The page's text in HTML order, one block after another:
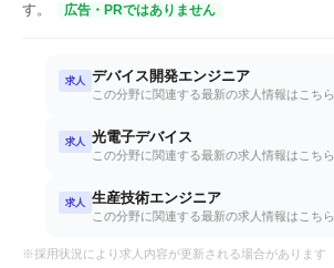
す。
広告・PRではありません
求人 デバイス開発エンジニア
この分野に関連する最新の求人情報はこちら
求人 光電子デバイス
この分野に関連する最新の求人情報はこちら
求人 生産技術エンジニア
この分野に関連する最新の求人情報はこちら
※採用状況により求人内容が更新される場合があります